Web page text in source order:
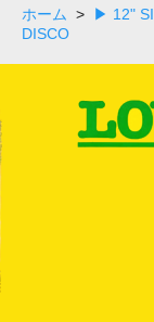
ホーム > ▶ 12"
DISCO